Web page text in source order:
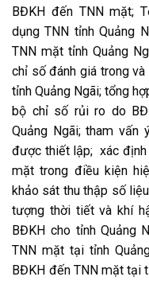
BĐKH đến TNN mặt;
dụng TNN tỉnh Quảng
TNN mặt tỉnh Quảng
chỉ số đánh giá trong
tỉnh Quảng Ngãi; tổng
bộ chỉ số rủi ro do
Quảng Ngãi; tham
được thiết lập; xác
mặt trong điều kiện
khảo sát thu thập số
tượng thời tiết và khí
BĐKH cho tỉnh Quảng
TNN mặt tại tỉnh
BĐKH đến TNN mặt tại